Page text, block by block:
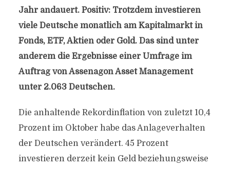
Jahr andauert. Positiv: Trotzdem investieren
viele Deutsche monatlich am Kapitalmarkt in
Fonds, ETF, Aktien oder Gold. Das sind unter
anderem die Ergebnisse einer Umfrage im
Auftrag von Assenagon Asset Management
unter 2.063 Deutschen.
Die anhaltende Rekordinflation von zuletzt 10,4
Prozent im Oktober habe das Anlageverhalten
der Deutschen verändert. 45 Prozent
investieren derzeit kein Geld beziehungsweise